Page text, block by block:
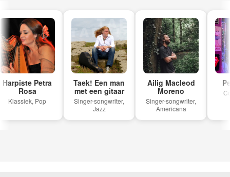
Petra
Rosa
Klassiek, Pop
Taek! Een man
met een gitaar
Singer-songwriter,
Jazz
Ailig Macleod
Moreno
Singer-songwriter,
Americana